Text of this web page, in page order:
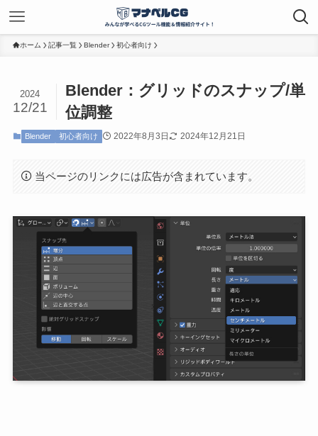
ホーム 記事一覧 Blender 初心者向け
Blender：グリッドのスナップ/単
位調整
2024
12/21
Blender 初心者向け 2022年8月3日 2024年12月21日
当ページのリンクには広告が含まれています。